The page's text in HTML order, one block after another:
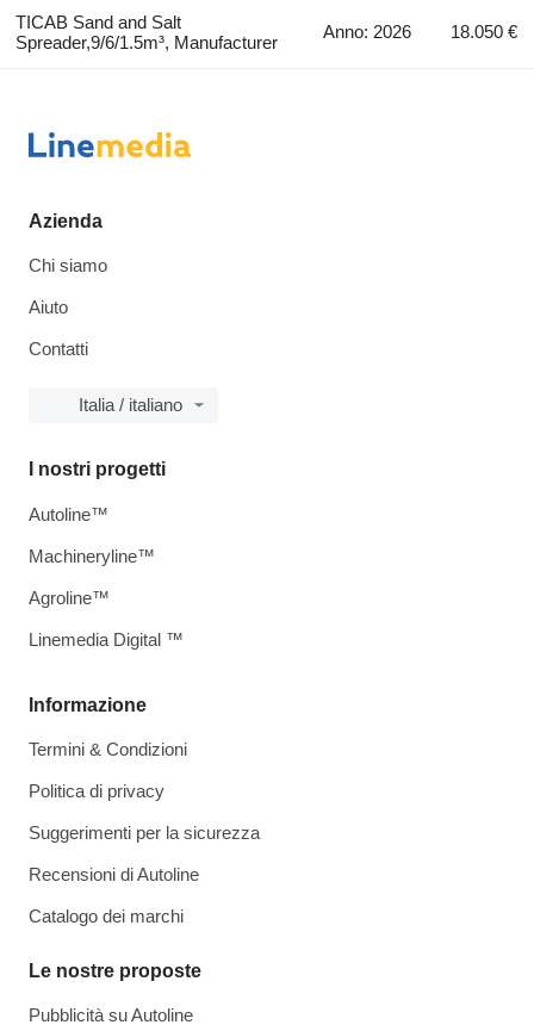
TICAB Sand and Salt
Spreader,9/6/1.5m³, Manufacturer
Anno: 2026 18.050 €
Azienda
Chi siamo
Aiuto
Contatti
Italia / italiano
Informazione
Termini & Condizioni
Politica di privacy
Suggerimenti per la sicurezza
Recensioni di Autoline
Catalogo dei marchi
Le nostre proposte
Pubblicità su Autoline
I nostri progetti
Autoline™
Machineryline™
Agroline™
Linemedia Digital ™